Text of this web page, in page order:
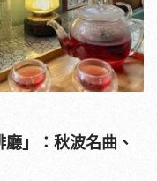
」：秋波名曲、